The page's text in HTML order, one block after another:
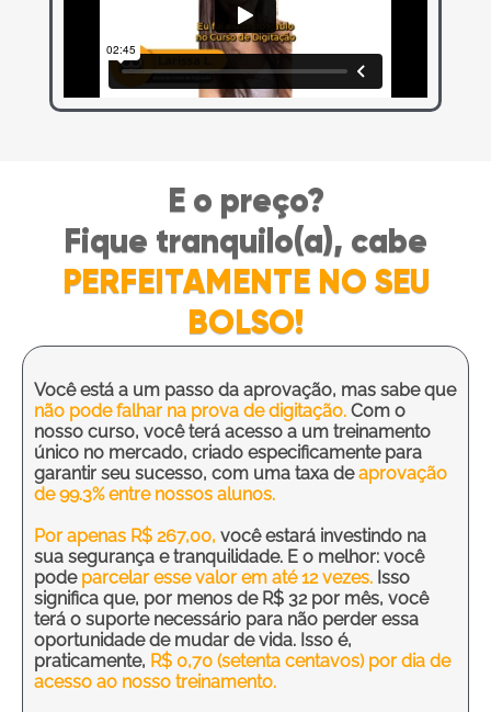
E o preço?
Fique tranquilo(a), cabe
PERFEITAMENTE NO SEU
BOLSO!
Você está a um passo da aprovação, mas sabe que
não pode falhar na prova de digitação. Com o
nosso curso, você terá acesso a um treinamento
único no mercado, criado especificamente para
garantir seu sucesso, com uma taxa deaprovação
de 99.3% entre nossos alunos.
Por apenas R$ 267,00, você estará investindo na
sua segurança e tranquilidade. E o melhor: você
pode parcelar esse valor em até 12 vezes. Isso
significa que, por menos de R$ 32 por mês, você
terá o suporte necessário para não perder essa
oportunidade de mudar de vida. Isso é,
praticamente, R$ 0,70 (setenta centavos) por dia de
acesso ao nosso treinamento.